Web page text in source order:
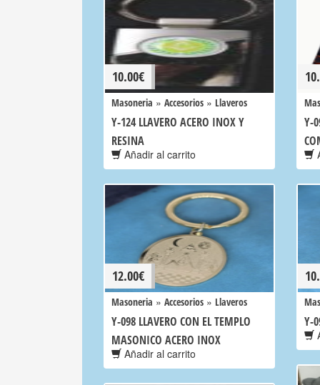
10.00€
Masoneria » Accesorios » Llaveros
Y-124 LLAVERO ACERO INOX Y
RESINA
Añadir al carrito
Y-
12.00€
Masoneria » Accesorios » Llaveros
Y-098 LLAVERO CON EL TEMPLO
MASONICO ACERO INOX
Añadir al carrito
Y-